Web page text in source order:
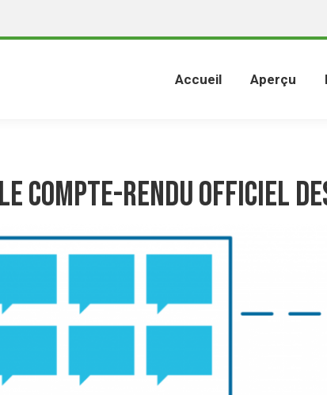
Accueil Aperçu
compte-rendu officiel